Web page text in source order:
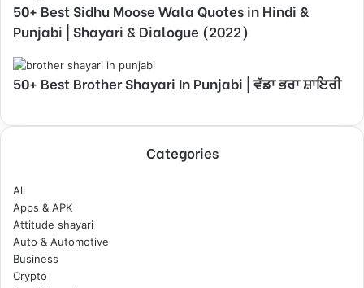
50+ Best Sidhu Moose Wala Quotes in Hindi &
Punjabi | Shayari & Dialogue (2022)
50+ Best Brother Shayari In Punjabi | ਵੱਡਾ ਭਰਾ ਸ਼ਾਇਰੀ
Categories
All
Apps & APK
Attitude shayari
Auto & Automotive
Business
Crypto